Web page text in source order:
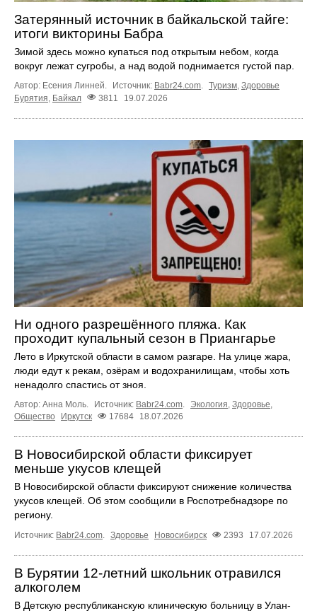
Затерянный источник в байкальской тайге:
итоги викторины Бабра
Зимой здесь можно купаться под открытым небом, когда
вокруг лежат сугробы, а над водой поднимается густой пар.
Автор: Есения Линней. Источник: Babr24.com. Туризм, Здоровье
Бурятия Байкал 3811 19.07.2026
Ни одного разрешённого пляжа. Как
проходит купальный сезон в Приангарье
Лето в Иркутской области в самом разгаре. На улице жара,
люди едут к рекам, озёрам и водохранилищам, чтобы хоть
ненадолго спастись от зноя.
Автор: Анна Моль. Источник: Babr24.com. Экология, Здоровье,
Общество
Иркутск 17684 18.07.2026
В Новосибирской области фиксирует
меньше укусов клещей
В Новосибирской области фиксируют снижение количества
укусов клещей. Об этом сообщили в Роспотребнадзоре по
региону.
Источник: Babr24.com. Здоровье Новосибирск 2393 17.07.2026
В Бурятии 12-летний школьник отравился
алкоголем
В Детскую республиканскую клиническую больницу в Улан-